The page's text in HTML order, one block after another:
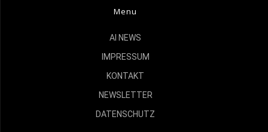
Menu
AI NEWS
IMPRESSUM
KONTAKT
NEWSLETTER
DATENSCHUTZ